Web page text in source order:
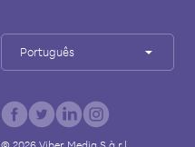
Português